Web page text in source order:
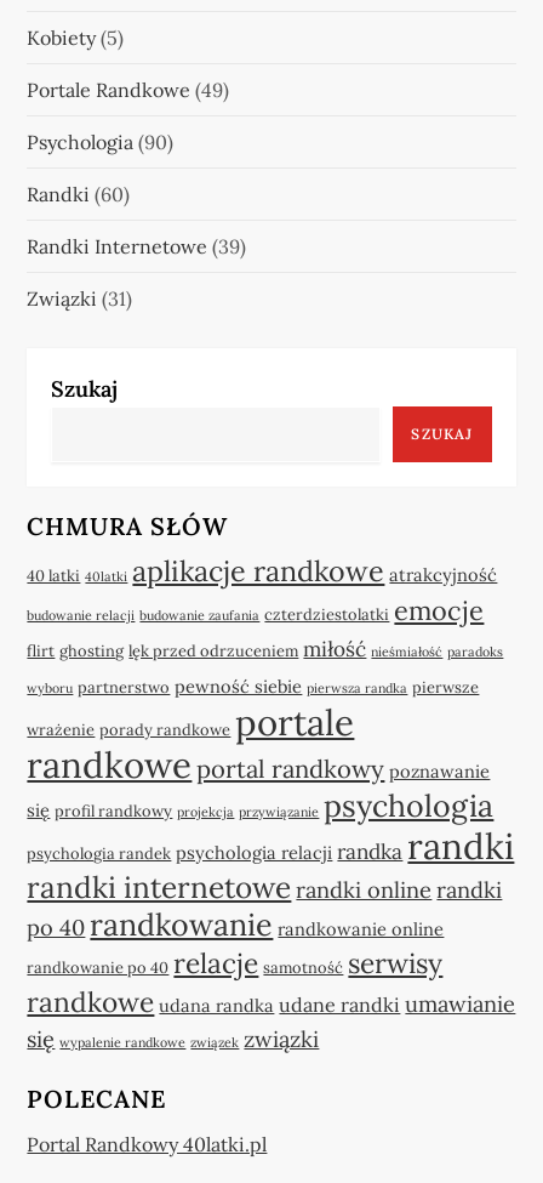
Kobiety(5)
Portale Randkowe (49)
Psychologia (90)
Randki (60)
Randki Internetowe (39)
Związki (31)
Szukaj
SZUKAJ
CHMURA SŁÓW
40 latki 40latki aplikacje randkowe atrakcyjność
budowanie relacji budowanie zaufania czterdziestolatki emocje
flirt ghosting lęk przed odrzuceniem miłość nieśmiałość paradoks
wyboru partnerstwo pewność siebie pierwsza randka pierwsze
wrażenie porady randkowe portale
randkowe portal randkowy poznawanie
się profil randkowy projekcja przywiązanie psychologia
psychologia randek psychologia relacji randka randki
randki internetowe randki online randki
po 40 randkowanie randkowanie online
randkowanie po 40 relacje samotność serwisy
randkowe udana randka udane randki umawianie
się wypalenie randkowe związek związki
POLECANE
Portal Randkowy 40latki.pl